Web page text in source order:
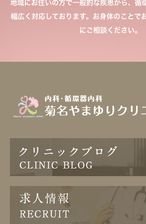
地域にお住いの方で一般的な疾患から、循
幅広く対応しております。お身体のことで
にご相談ください。